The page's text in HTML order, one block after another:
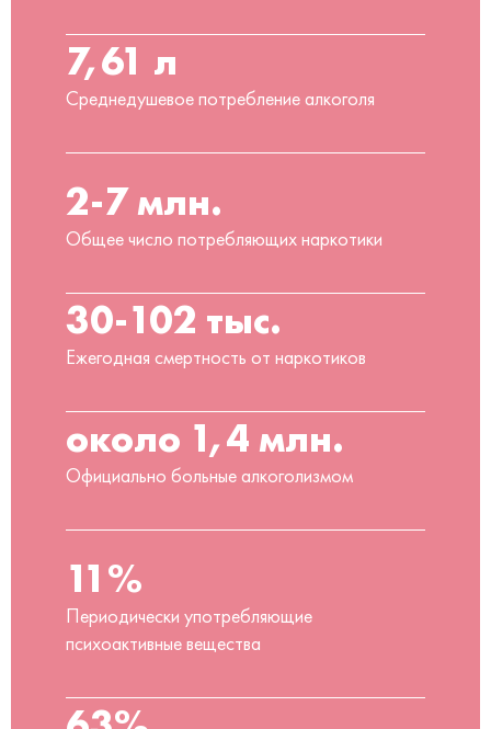
7,61 л
Среднедушевое потребление алкоголя
2-7 млн.
Общее число потребляющих наркотики
30-102 тыс.
Ежегодная смертность от наркотиков
около 1,4 млн.
Официально больные алкоголизмом
11%
Периодически употребляющие
психоактивные вещества